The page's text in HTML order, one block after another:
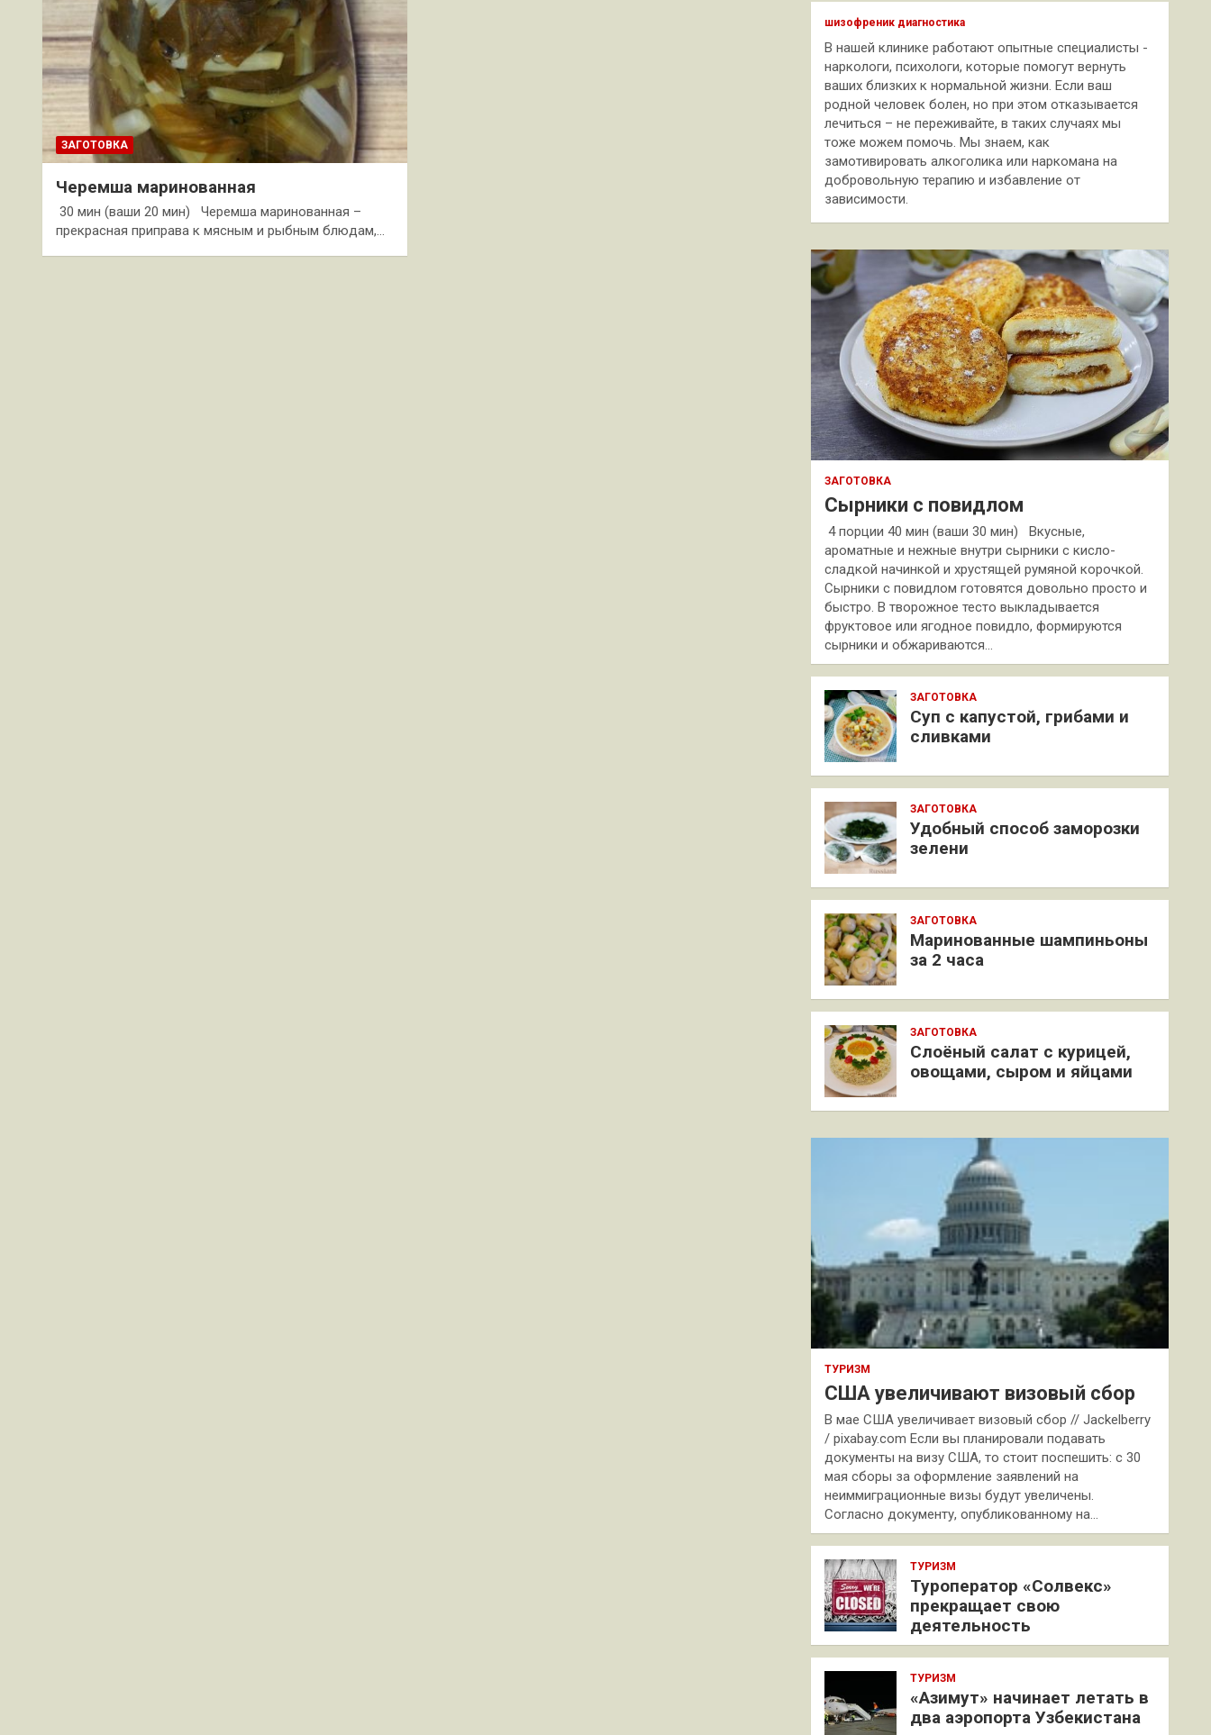
ЗАГОТОВКА
Черемша маринованная
30 мин (ваши 20 мин) Черемша маринованная –
прекрасная приправа к мясным и рыбным блюдам,…
к
шизофреник диагностика
В нашей клинике работают опытные специалисты -
наркологи, психологи, которые помогут вернуть
ваших близких к нормальной жизни. Если ваш
родной человек болен, но при этом отказывается
лечиться – не переживайте, в таких случаях мы
тоже можем помочь. Мы знаем, как
замотивировать алкоголика или наркомана на
добровольную терапию и избавление от
зависимости.
ЗАГОТОВКА
Сырники с повидлом
4 порции 40 мин (ваши 30 мин) Вкусные,
ароматные и нежные внутри сырники с кисло-
сладкой начинкой и хрустящей румяной корочкой.
Сырники с повидлом готовятся довольно просто и
быстро. В творожное тесто выкладывается
фруктовое или ягодное повидло, формируются
сырники и обжариваются…
ЗАГОТОВКА
Суп с капустой, грибами и
сливками
ЗАГОТОВКА
Удобный способ заморозки
зелени
ЗАГОТОВКА
Маринованные шампиньоны
за 2 часа
ЗАГОТОВКА
Слоёный салат с курицей,
овощами, сыром и яйцами
ТУРИЗМ
США увеличивают визовый сбор
В мае США увеличивает визовый сбор // Jackelberry
/ pixabay.com Если вы планировали подавать
документы на визу США, то стоит поспешить: с 30
мая сборы за оформление заявлений на
неиммиграционные визы будут увеличены.
Согласно документу, опубликованному на…
ТУРИЗМ
Туроператор «Солвекс»
прекращает свою
деятельность
ТУРИЗМ
«Азимут» начинает летать в
два аэропорта Узбекистана